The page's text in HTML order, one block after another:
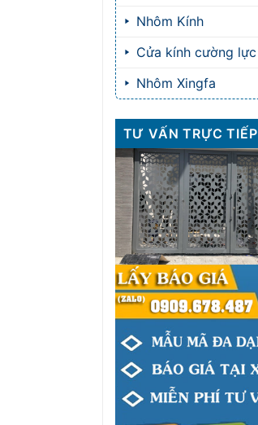
Nhôm Kính
Cửa kính cường lực
Nhôm Xingfa
TƯ VẤN TRỰC TIẾP